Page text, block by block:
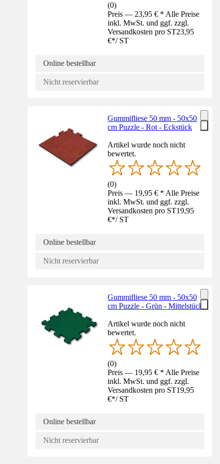
(0)
Preis — 23,95 € * Alle Preise
inkl. MwSt. und ggf. zzgl.
Versandkosten pro ST23,95
€*/ ST
Online bestellbar
Nicht reservierbar
Gummifliese 50 mm - 50x50
cm Puzzle - Rot - Eckstück
Artikel wurde noch nicht
bewertet.
(0)
Preis — 19,95 € * Alle Preise
inkl. MwSt. und ggf. zzgl.
Versandkosten pro ST19,95
€*/ ST
Online bestellbar
Nicht reservierbar
Gummifliese 50 mm - 50x50
cm Puzzle - Grün - Mittelstück
Artikel wurde noch nicht
bewertet.
(0)
Preis — 19,95 € * Alle Preise
inkl. MwSt. und ggf. zzgl.
Versandkosten pro ST19,95
€*/ ST
Online bestellbar
Nicht reservierbar